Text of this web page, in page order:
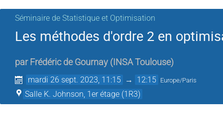
Séminaire de Statistique et Optimisation
Les méthodes d'ordre 2 en
par Frédéric de Gournay ( INSA Toulouse)
mardi 26 sept. 2023, 11:15 → 12:15 Europe/Paris
Salle K. Johnson, 1er étage (1R3)